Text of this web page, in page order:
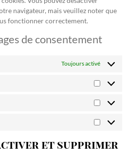
navigateur, mais veuillez noter que
fonctionner correctement.
de consentement
Toujours activé
et supprimer